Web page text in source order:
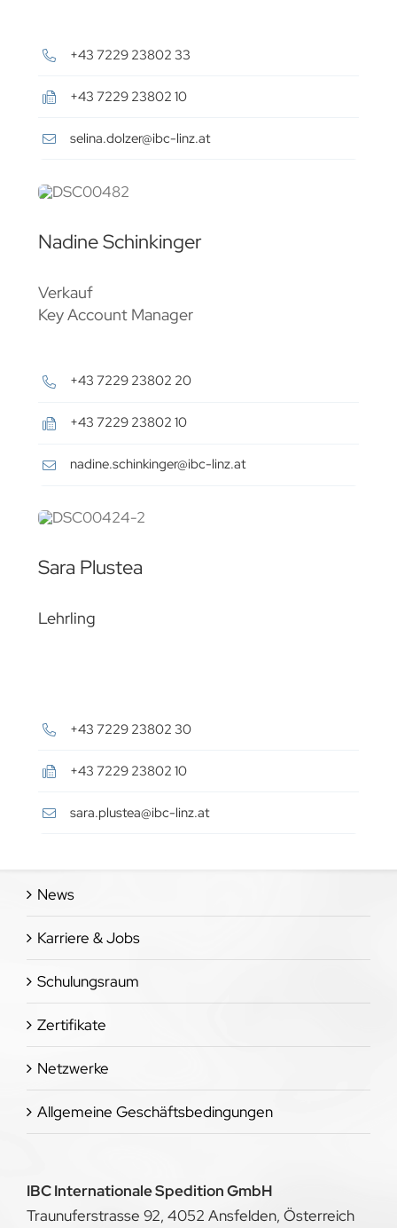
+43 7229 23802 33
+43 7229 23802 10
selina.dolzer@ibc-linz.at
Nadine Schinkinger
Verkauf
Key Account Manager
+43 7229 23802 20
+43 7229 23802 10
nadine.schinkinger@ibc-linz.at
Sara Plustea
Lehrling
+43 7229 23802 30
+43 7229 23802 10
sara.plustea@ibc-linz.at
News
Karriere & Jobs
Schulungsraum
Zertifikate
Netzwerke
Allgemeine Geschäftsbedingungen
IBC Internationale Spedition GmbH
Traunuferstrasse 92, 4052 Ansfelden, Österreich